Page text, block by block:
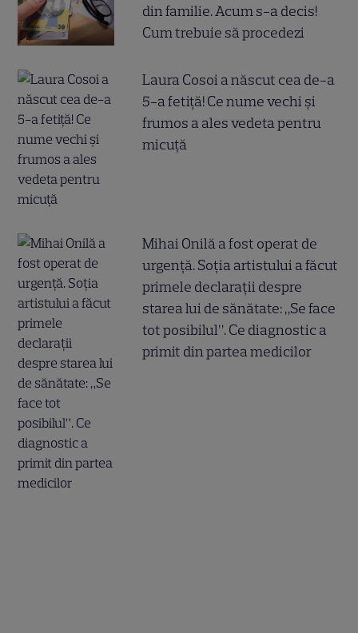
din familie. Acum s-a decis!
Cum trebuie să procedezi
Laura Cosoi a născut cea de-a
5-a fetiță! Ce nume vechi și
frumos a ales vedeta pentru
micuță
Mihai Onilă a fost operat de
urgență. Soția artistului a făcut
primele declarații despre
starea lui de sănătate: „Se face
tot posibilul”. Ce diagnostic a
primit din partea medicilor